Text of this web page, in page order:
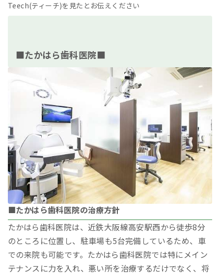
Teech(ティーチ)を見たとお伝えください
■たかはら歯科医院■
■たかはら歯科医院の治療方針
たかはら歯科医院は、近鉄大阪線高安駅西から徒歩8分
のところに位置し、駐車場も5台完備しているため、車
での来院も可能です。たかはら歯科医院では特にメイン
テナンスに力を入れ、悪い所を治療するだけでなく、将